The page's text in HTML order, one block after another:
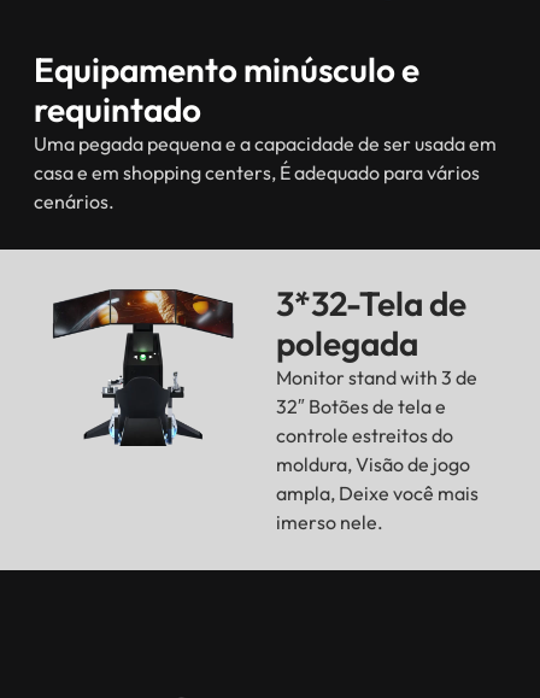
Equipamento minúsculo e
requintado
Uma pegada pequena e a capacidade de ser usada em
casa e em shopping centers, É adequado para vários
cenários.
3*32-Tela de
polegada
Monitor stand with 3 de
32″ Botões de tela e
controle estreitos do
moldura, Visão de jogo
ampla, Deixe você mais
imerso nele.